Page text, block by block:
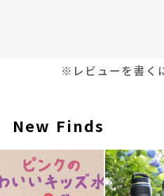
※レビューを書く
New Finds